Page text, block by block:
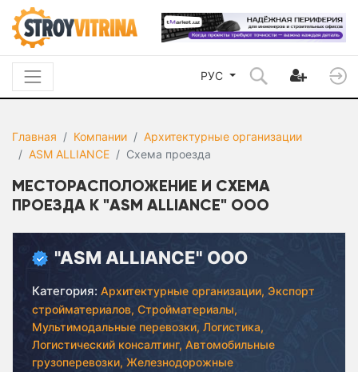
РУС
Главная Компании
Архитектурные организации
ASM ALLIANCE
Схема проезда
МЕСТОРАСПОЛОЖЕНИЕ И СХЕМА
ПРОЕЗДА К "ASM ALLIANCE" ООО
"ASM ALLIANCE" ООО
Категория: Архитектурные организации, Экспорт
стройматериалов, Стройматериалы,
Мультимодальные перевозки, Логистика,
Логистический консалтинг, Автомобильные
грузоперевозки, Железнодорожные